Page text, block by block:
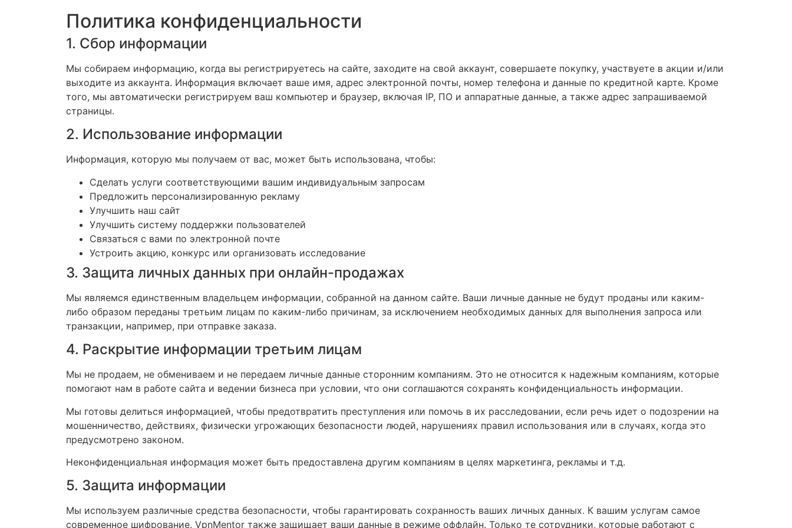
Политика конфиденциальности
1. Сбор информации
Мы собираем информацию, когда вы регистрируетесь на сайте, заходите на свой аккаунт, совершаете покупку, участвуете в акции и/или
выходите из аккаунта. Информация включает ваше имя, адрес электронной почты, номер телефона и данные по кредитной карте. Кроме
того, мы автоматически регистрируем ваш компьютер и браузер, включая IP, ПО и аппаратные данные, а также адрес запрашиваемой
страницы.
2. Использование информации
Информация, которую мы получаем от вас, может быть использована, чтобы:
Сделать услуги соответствующими вашим индивидуальным запросам
Предложить персонализированную рекламу
Улучшить наш сайт
Улучшить систему поддержки пользователей
Связаться с вами по электронной почте
Устроить акцию, конкурс или организовать исследование
3. Защита личных данных при онлайн-продажах
Мы являемся единственным владельцем информации, собранной на данном сайте. Ваши личные данные не будут проданы или каким-
либо образом переданы третьим лицам по каким-либо причинам, за исключением необходимых данных для выполнения запроса или
транзакции, например, при отправке заказа.
4. Раскрытие информации третьим лицам
Мы не продаем, не обмениваем и не передаем личные данные сторонним компаниям. Это не относится к надежным компаниям, которые
помогают нам в работе сайта и ведении бизнеса при условии, что они соглашаются сохранять конфиденциальность информации.
Мы готовы делиться информацией, чтобы предотвратить преступления или помочь в их расследовании, если речь идет о подозрении на
мошенничество, действиях, физически угрожающих безопасности людей, нарушениях правил использования или в случаях, когда это
предусмотрено законом.
Неконфиденциальная информация может быть предоставлена другим компаниям в целях маркетинга, рекламы и т.д.
5. Защита информации
Мы используем различные средства безопасности, чтобы гарантировать сохранность ваших личных данных. К вашим услугам самое
современное шифрование. VpnMentor также защищает ваши данные в режиме оффлайн. Только те сотрудники, которые работают с